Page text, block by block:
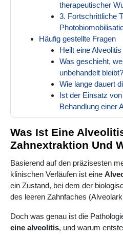
therapeutischer
3. Fortschrittliche
Häufig gestellte Fragen
Heilt eine
Was geschieht,
unbehandelt bleibt?
Wie lange dauert
Ist der Einsatz
Behandlung einer
Was Ist Eine
Zahnextraktion Und
Basierend auf den präzisesten
klinischen Verläufen ist eine
ein Zustand, bei dem der
des leeren Zahnfaches
Doch was genau ist die
eine alveolitis, und warum